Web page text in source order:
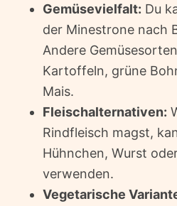
Gemüsevielfalt: Du
der Minestrone nach
Andere
Kartoffeln, grüne
Mais.
Fleischalternativen:
Rindfleisch magst,
Hühnchen, Wurst
verwenden.
Vegetarische